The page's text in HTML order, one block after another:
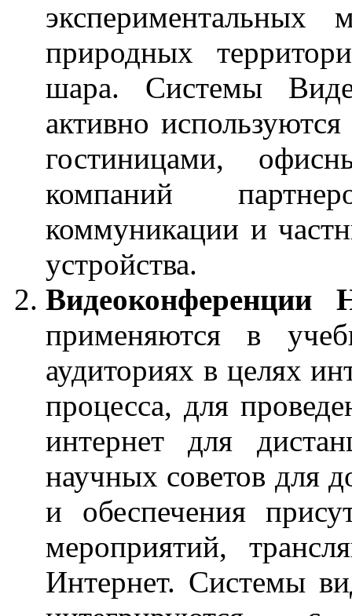
экспериментальных
природных
шара. Системы
активно
гостиницами,
компаний
коммуникации и
устройства.
применяются в
аудиториях в целях
процесса, для
интернет для
научных советов для
и обеспечения
мероприятий,
Интернет. Системы